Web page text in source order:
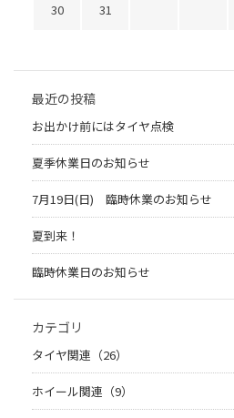
30
31
最近の投稿
お出かけ前にはタイヤ点検
夏季休業日のお知らせ
7月19日(日) 臨時休業のお知らせ
夏到来！
臨時休業日のお知らせ
カテゴリ
タイヤ関連（26）
ホイール関連（9）